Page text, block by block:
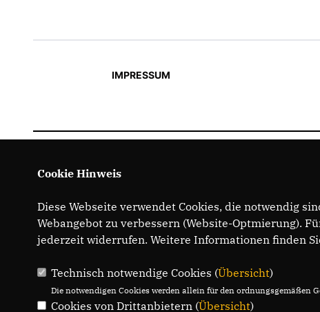
IMPRESSUM
Cookie Hinweis
Diese Webseite verwendet Cookies, die notwendig
Webangebot zu verbessern (Website-Optmierung).
jederzeit widerrufen. Weitere Informationen finden
Technisch notwendige Cookies (Übersicht)
Die notwendigen Cookies werden allein für den ordnungsgemäßen
Cookies von Drittanbietern (Übersicht)